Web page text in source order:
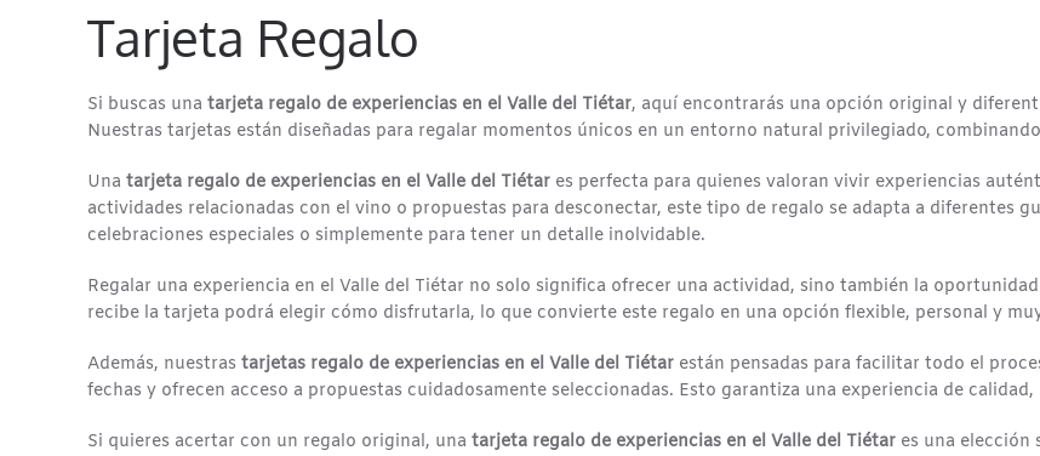
Tarjeta Regalo
Si buscas una tarjeta regalo de experiencias en el Valle del Tiétar, aquí encontrarás una opción original y
Nuestras tarjetas están diseñadas para regalar momentos únicos en un entorno natural privilegiado,
Una tarjeta regalo de experiencias en el Valle del Tiétar es perfecta para quienes valoran vivir experiencias
actividades relacionadas con el vino o propuestas para desconectar, este tipo de regalo se adapta a diferentes
celebraciones especiales o simplemente para tener un detalle inolvidable.
Regalar una experiencia en el Valle del Tiétar no solo significa ofrecer una actividad, sino también la
recibe la tarjeta podrá elegir cómo disfrutarla, lo que convierte este regalo en una opción flexible, personal y
Además, nuestras tarjetas regalo de experiencias en el Valle del Tiétar están pensadas para facilitar todo el
fechas y ofrecen acceso a propuestas cuidadosamente seleccionadas. Esto garantiza una experiencia de
Si quieres acertar con un regalo original, una tarjeta regalo de experiencias en el Valle del Tiétar es una elección